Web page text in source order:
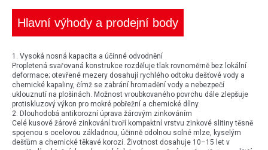
Hlavní výhody a prodejní body
1. Vysoká nosná kapacita a účinné odvodnění
Propletená svařovaná konstrukce rozděluje tlak rovnoměrně bez lokální
deformace; otevřené mezery dosahují rychlého odtoku dešťové vody a
chemické kapaliny, čímž se zabrání hromadění vody a nebezpečí
uklouznutí na plošinách. Možnost vroubkovaného povrchu dále zlepšuje
protiskluzový výkon pro mokré pobřežní a chemické dílny.
2. Dlouhodobá antikorozní úprava žárovým zinkováním
Celé kusové žárové zinkování tvoří kompaktní vrstvu zinkové slitiny těsně
spojenou s ocelovou základnou, účinně odolnou solné mlze, kyselým
dešťům a chemické těkavé korozi. Životnost dosahuje 10–15 let v